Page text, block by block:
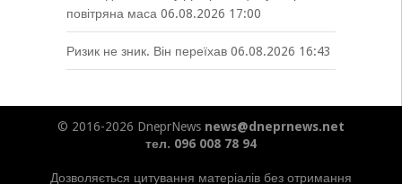
повітряна маса 06.08.2026 17:00
Ризик не зник. Він переїхав 06.08.2026 16:43
© 2016-2026 DneprNews news@dneprnews.net
тел. 096 008 78 94
Дозволяється цитування матеріалів без отримання